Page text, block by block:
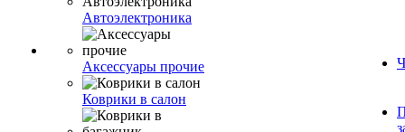
Автоэлектроника
Аксессуары прочие
Коврики в салон